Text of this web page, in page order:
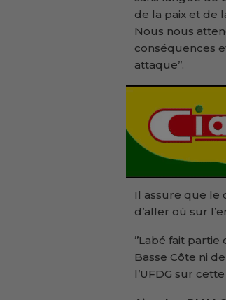
de la paix et de
Nous nous
conséquences
attaque’’.
Il assure que le
d’aller où sur
‘’Labé fait
Basse Côte ni
l’UFDG sur